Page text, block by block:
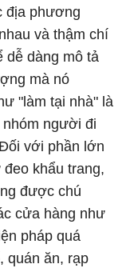
địa phương
và thậm chí
dễ dàng mô tả
mà nó
"làm tại nhà" là
người đi
với phần lớn
khẩu trang,
được chú
cửa hàng như
pháp quá
quán ăn, rạp